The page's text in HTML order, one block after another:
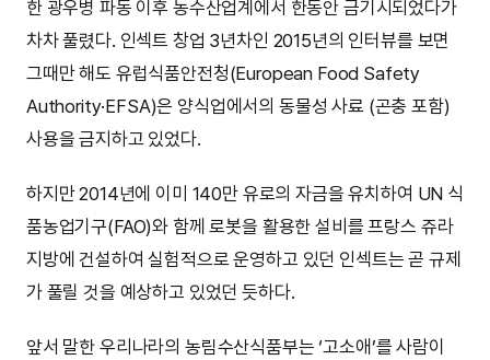
한 광우병 파동 이후 농수산업계에서 한동안 금기시되었다가
차차 풀렸다. 인섹트 창업 3년차인 2015년의 인터뷰를 보면
그때만 해도 유럽식품안전청(European Food Safety
Authority·EFSA)은 양식업에서의 동물성 사료 (곤충 포함)
사용을 금지하고 있었다.
하지만 2014년에 이미 140만 유로의 자금을 유치하여 UN 식
품농업기구(FAO)와 함께 로봇을 활용한 설비를 프랑스 쥬라
지방에 건설하여 실험적으로 운영하고 있던 인섹트는 곧 규제
가 풀릴 것을 예상하고 있었던 듯하다.
앞서 말한 우리나라의 농림수산식품부는 ‘고소애’를 사람이